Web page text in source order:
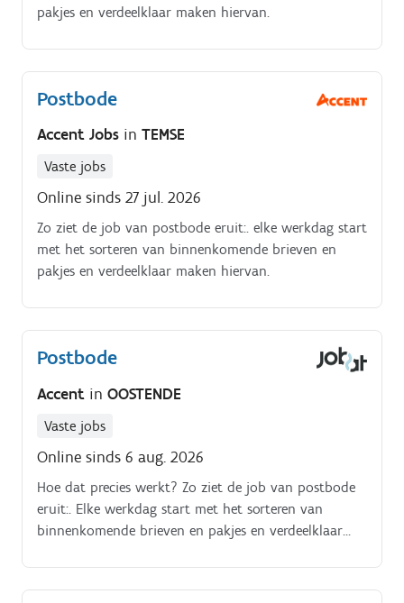
pakjes en verdeelklaar maken hiervan.
Postbode
Accent Jobs in TEMSE
Vaste jobs
Online sinds 27 jul. 2026
Zo ziet de job van postbode eruit:. elke werkdag start
met het sorteren van binnenkomende brieven en
pakjes en verdeelklaar maken hiervan.
Postbode
Accent in OOSTENDE
Vaste jobs
Online sinds 6 aug. 2026
Hoe dat precies werkt? Zo ziet de job van postbode
eruit:. Elke werkdag start met het sorteren van
binnenkomende brieven en pakjes en verdeelklaar
post.